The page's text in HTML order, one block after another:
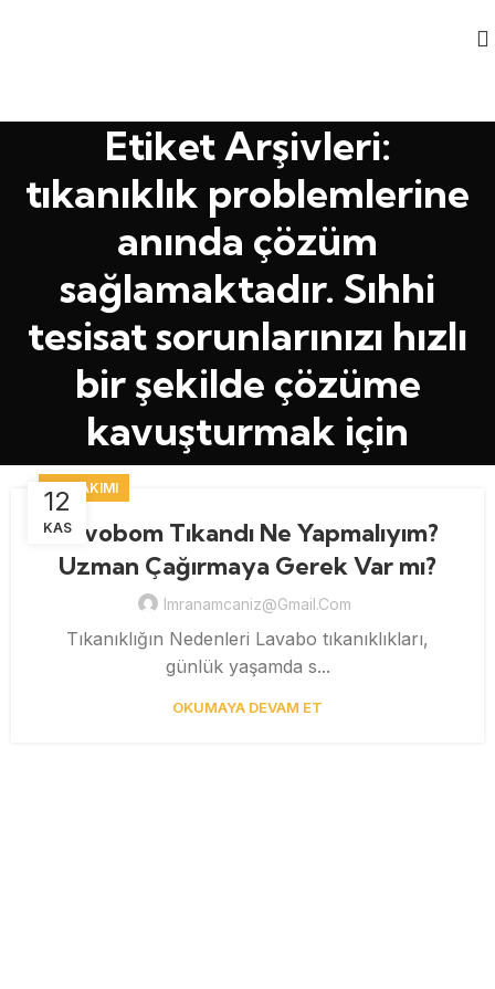
Etiket Arşivleri:
tıkanıklık problemlerine
anında çözüm
sağlamaktadır. Sıhhi
tesisat sorunlarınızı hızlı
bir şekilde çözüme
kavuşturmak için
12
KAS
EV BAKIMI
Lavobom Tıkandı Ne Yapmalıyım?
Uzman Çağırmaya Gerek Var mı?
Imranamcaniz@gmail.com
Tıkanıklığın Nedenleri Lavabo tıkanıklıkları,
günlük yaşamda s...
OKUMAYA DEVAM ET